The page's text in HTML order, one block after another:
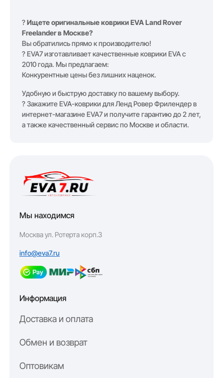
?Ищете оригинальные коврики EVA Land Rover
Freelander в Москве?
Вы обратились прямо к производителю!
? EVA7 изготавливает качественные коврики EVA с
2010 года. Мы предлагаем:
Конкурентные цены без лишних наценок.
Удобную и быструю доставку по вашему выбору.
? Закажите EVA-коврики для Ленд Ровер Фрилендер в
интернет-магазине EVA7 и получите гарантию до 2 лет,
а также качественный сервис по Москве и области.
Мы находимся
Москва ул. Ротерта корп.3
info@eva7.ru
Информация
Доставка и оплата
Обмен и возврат
Оптовикам